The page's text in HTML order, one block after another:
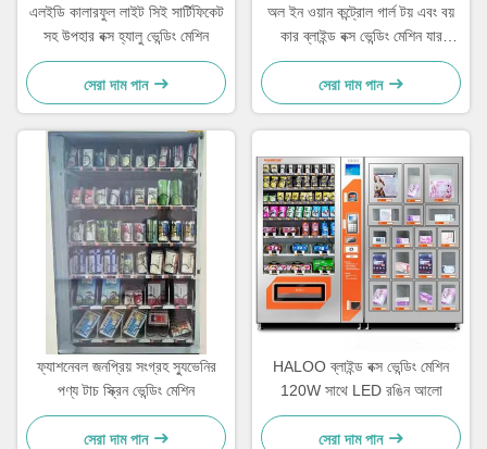
এলইডি কালারফুল লাইট সিই সার্টিফিকেট
সহ উপহার বক্স হ্যালু ভেন্ডিং মেশিন
সেরা দাম পান
অল ইন ওয়ান কন্ট্রোল গার্ল টয় এবং বয়
কার ব্লাইন্ড বক্স ভেন্ডিং মেশিন যার
ধারণক্ষমতা 600pcs
সেরা দাম পান
ফ্যাশনেবল জনপ্রিয় সংগ্রহ স্যুভেনির
পণ্য টাচ স্ক্রিন ভেন্ডিং মেশিন
সেরা দাম পান
HALOO ব্লাইন্ড বক্স ভেন্ডিং মেশিন
120W সাথে LED রঙিন আলো
সেরা দাম পান